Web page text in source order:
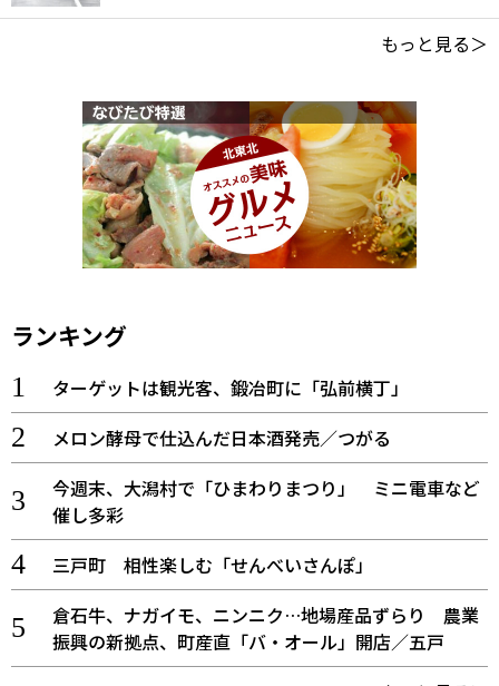
もっと見る＞
ランキング
ターゲットは観光客、鍛冶町に「弘前横丁」
メロン酵母で仕込んだ日本酒発売／つがる
今週末、大潟村で「ひまわりまつり」 ミニ電車など
催し多彩
三戸町 相性楽しむ「せんべいさんぽ」
倉石牛、ナガイモ、ニンニク…地場産品ずらり 農業
振興の新拠点、町産直「バ・オール」開店／五戸